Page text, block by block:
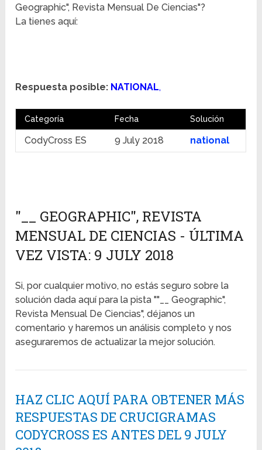
Geographic", Revista Mensual De Ciencias"?
La tienes aquí:
Respuesta posible: NATIONAL,
Categoría Fecha Solución
CodyCross ES 9 July 2018 national
"__ GEOGRAPHIC", REVISTA
MENSUAL DE CIENCIAS - ÚLTIMA
VEZ VISTA: 9 JULY 2018
Si, por cualquier motivo, no estás seguro sobre la
solución dada aquí para la pista ""__ Geographic",
Revista Mensual De Ciencias", déjanos un
comentario y haremos un análisis completo y nos
aseguraremos de actualizar la mejor solución.
HAZ CLIC AQUÍ PARA OBTENER MÁS
RESPUESTAS DE CRUCIGRAMAS
CODYCROSS ES ANTES DEL 9 JULY